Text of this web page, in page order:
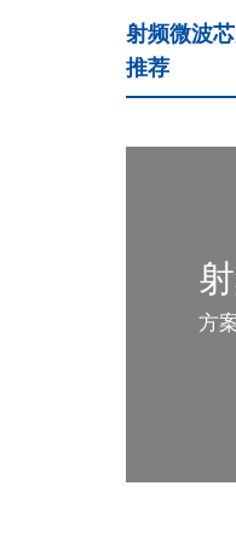
射频微波
推荐
方